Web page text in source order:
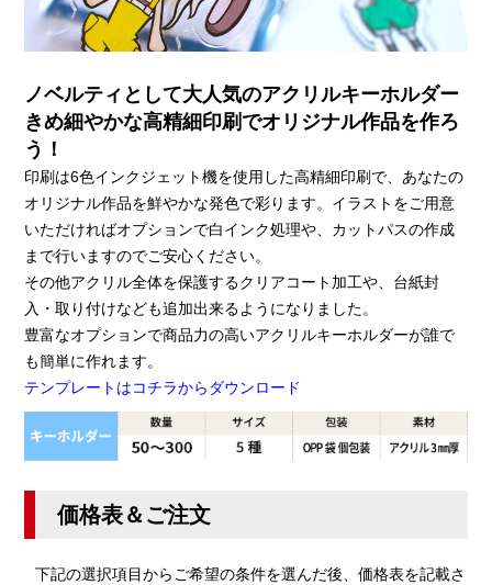
ノベルティとして大人気のアクリルキーホルダー
きめ細やかな高精細印刷でオリジナル作品を作ろ
う！
印刷は6色インクジェット機を使用した高精細印刷で、あなたの
オリジナル作品を鮮やかな発色で彩ります。イラストをご用意
いただければオプションで白インク処理や、カットパスの作成
まで行いますのでご安心ください。
その他アクリル全体を保護するクリアコート加工や、台紙封
入・取り付けなども追加出来るようになりました。
豊富なオプションで商品力の高いアクリルキーホルダーが誰で
も簡単に作れます。
テンプレートはコチラからダウンロード
価格表＆ご注文
下記の選択項目からご希望の条件を選んだ後、価格表を記載さ